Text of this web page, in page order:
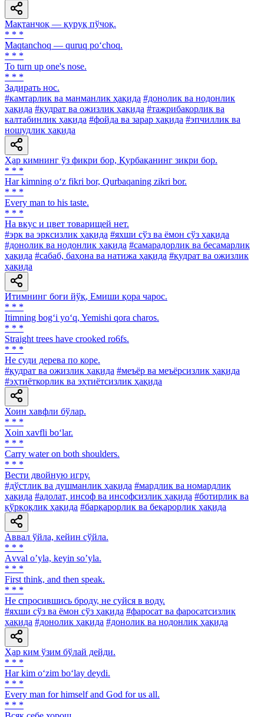
Мақтанчоқ — қуруқ пўчоқ.
* * *
Maqtanchoq — quruq po‘choq.
* * *
To turn up one's nose.
* * *
Задирать нос.
#камтарлик ва манманлик ҳақида #донолик ва нодонлик
ҳақида #қудрат ва ожизлик ҳақида #тажрибакорлик ва
калтабинлик ҳақида #фойда ва зарар ҳақида #эпчиллик ва
ношудлик ҳақида
Ҳар кимнинг ўз фикри бор, Қурбақанинг зикри бор.
* * *
Har kimning o‘z fikri bor, Qurbaqaning zikri bor.
* * *
Every man to his taste.
* * *
На вкус и цвет товарищей нет.
#эрк ва эрксизлик ҳақида #яхши сўз ва ёмон сўз ҳақида
#донолик ва нодонлик ҳақида #самарадорлик ва бесамарлик
ҳақида #сабаб, баҳона ва натижа ҳақида #қудрат ва ожизлик
ҳақида
Итимнинг боғи йўқ, Емиши қора чарос.
* * *
Itimning bog‘i yo‘q, Yemishi qora charos.
* * *
Straight trees have crooked ro6fs.
* * *
He суди дерева по коре.
#қудрат ва ожизлик ҳақида #меъёр ва меъёрсизлик ҳақида
#эҳтиёткорлик ва эҳтиётсизлик ҳақида
Хоин хавфли бўлар.
* * *
Xoin xavfli bo‘lar.
* * *
Carry water on both shoulders.
* * *
Вести двойную игру.
#дўстлик ва душманлик ҳақида #мардлик ва номардлик
ҳақида #адолат, инсоф ва инсофсизлик ҳақида #ботирлик ва
қўрқоқлик ҳақида #барқарорлик ва беқарорлик ҳақида
Аввал ўйла, кейин сўйла.
* * *
Аvval oʼyla, keyin soʼyla.
* * *
First think, and then speak.
* * *
He спросившись броду, не суйся в воду.
#яхши сўз ва ёмон сўз ҳақида #фаросат ва фаросатсизлик
ҳақида #донолик ҳақида #донолик ва нодонлик ҳақида
Ҳар ким ўзим бўлай дейди.
* * *
Har kim o‘zim bo‘lay deydi.
* * *
Every man for himself and God for us all.
* * *